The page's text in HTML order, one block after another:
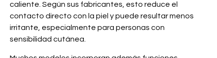
caliente. Según sus fabricantes, esto reduce el
contacto directo con la piel y puede resultar menos
irritante, especialmente para personas con
sensibilidad cutánea.